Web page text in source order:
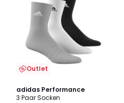
Outlet
adidas Performance
3 Paar Socken
4,8
/ 5